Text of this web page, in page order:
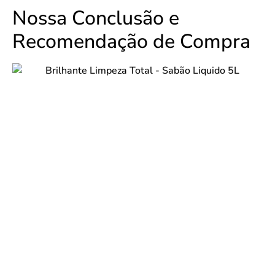
Nossa Conclusão e
Recomendação de Compra